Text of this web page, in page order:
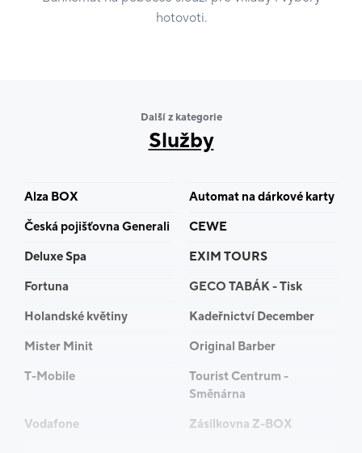
hotovoti.
Další z kategorie
Služby
Alza BOX
Automat na dárkové karty
Česká pojišťovna Generali
CEWE
Deluxe Spa
EXIM TOURS
Fortuna
GECO TABÁK - Tisk
Holandské květiny
Kadeřnictví December
Mister Minit
Original Barber
T-Mobile
Tourist Centrum -
Směnárna
Vodafone
Zásilkovna Z-BOX